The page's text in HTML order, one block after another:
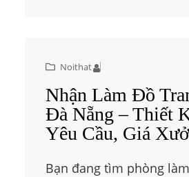
Noithat
Nhận Làm Đồ
Đà Nẵng – Thiết
Yêu Cầu, Giá
Bạn đang tìm phòng